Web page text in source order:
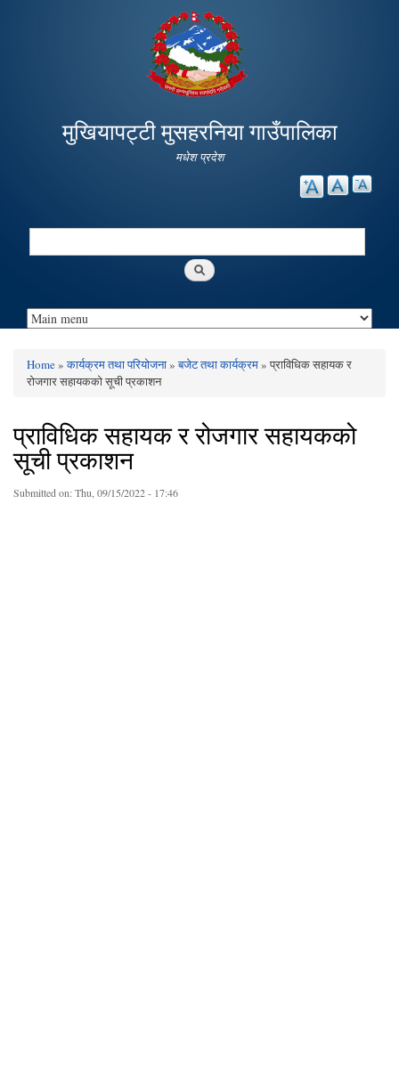
main
content
मुखियापट्टी मुसहरनिया गाउँपालिका
मधेश प्रदेश
Search
You are here
Home»कार्यक्रम तथा परियोजना»बजेट तथा कार्यक्रम» प्राविधिक सहायक र
रोजगार सहायकको सूची प्रकाशन
प्राविधिक सहायक र रोजगार सहायकको
सूची प्रकाशन
Submitted on:Thu, 09/15/2022 - 17:46